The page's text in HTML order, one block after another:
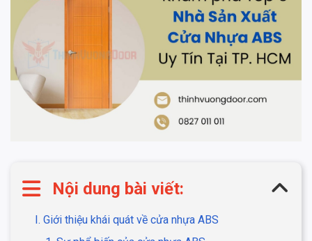
Nội dung bài viết:
I. Giới thiệu khái quát về cửa nhựa ABS